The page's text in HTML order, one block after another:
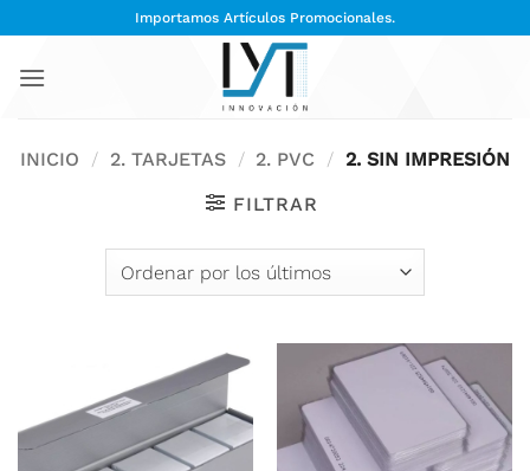
al
contenido
Importamos Artículos Promocionales.
INICIO / 2. TARJETAS / 2. PVC / 2. SIN IMPRESIÓN
FILTRAR